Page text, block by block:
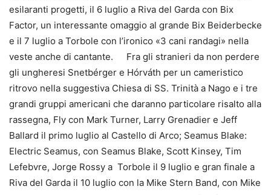
esilaranti progetti, il 6 luglio a Riva del Garda con Bix
Factor, un interessante omaggio al grande Bix Beiderbecke
e il 7 luglio a Torbole con l’ironico «3 cani randagi» nella
veste anche di cantante. Fra gli stranieri da non perdere
gli ungheresi Snetbérger e Hórváth per un cameristico
ritrovo nella suggestiva Chiesa di SS. Trinità a Nago e i tre
grandi gruppi americani che daranno particolare risalto alla
rassegna, Fly con Mark Turner, Larry Grenadier e Jeff
Ballard il primo luglio al Castello di Arco; Seamus Blake:
Electric Seamus, con Seamus Blake, Scott Kinsey, Tim
Lefebvre, Jorge Rossy a Torbole il 9 luglio e gran finale a
Riva del Garda il 10 luglio con la Mike Stern Band, con Mike